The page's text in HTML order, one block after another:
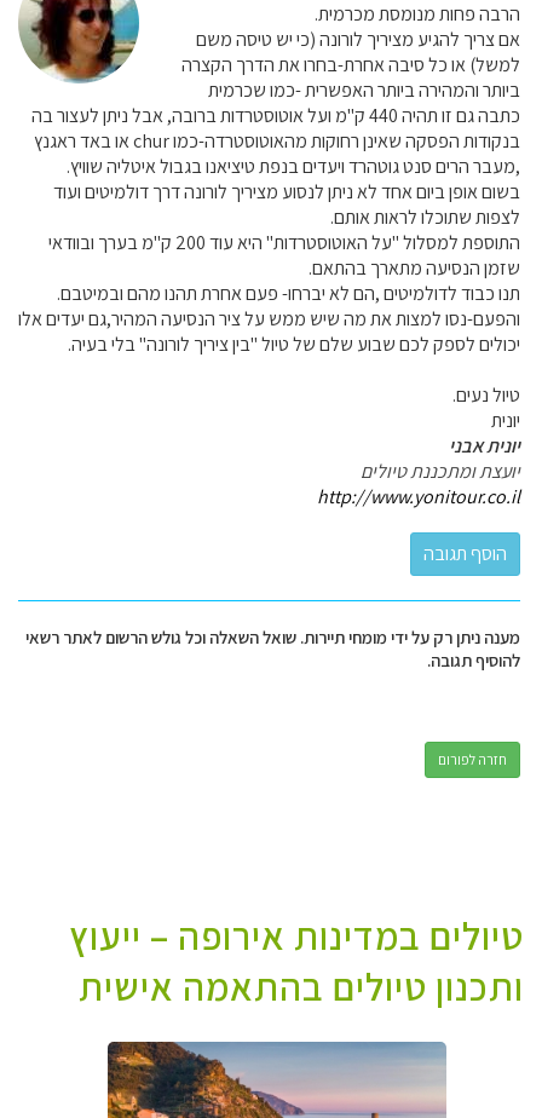
הרבה פחות מנומסת מכרמית.
אם צריך להגיע מציריך לורונה (כי יש טיסה משם
למשל) או כל סיבה אחרת-בחרו את הדרך הקצרה
ביותר והמהירה ביותר האפשרית -כמו שכרמית
כתבה גם זו תהיה 440 ק"מ ועל אוטוסטרדות ברובה, אבל ניתן לעצור בה
בנקודות הפסקה שאינן רחוקות מהאוטוסטרדה-כמו chur או באד ראגנץ
,מעבר הרים סנט גוטהרד ויעדים בנפת טיציאנו בגבול איטליה שוויץ.
בשום אופן ביום אחד לא ניתן לנסוע מציריך לורונה דרך דולמיטים ועוד
לצפות שתוכלו לראות אותם.
התוספת למסלול "על האוטוסטרדות" היא עוד 200 ק"מ בערך ובוודאי
שזמן הנסיעה מתארך בהתאם.
תנו כבוד לדולמיטים ,הם לא יברחו- פעם אחרת תהנו מהם ובמיטבם.
והפעם-נסו למצות את מה שיש ממש על ציר הנסיעה המהיר,גם יעדים אלו
יכולים לספק לכם שבוע שלם של טיול "בין ציריך לורונה" בלי בעיה.
טיול נעים.
יונית
יונית אבני
יועצת ומתכננת טיולים
http://www.yonitour.co.il
מענה ניתן רק על ידי מומחי תיירות. שואל השאלה וכל גולש הרשום לאתר רשאי
להוסיף תגובה.
חזרה לפורום
טיולים במדינות אירופה – ייעוץ
ותכנון טיולים בהתאמה אישית